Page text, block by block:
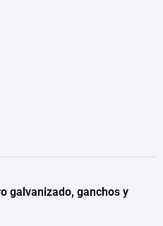
galvanizado, ganchos y